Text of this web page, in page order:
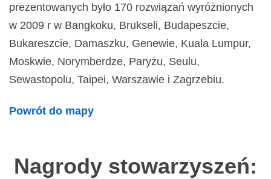
prezentowanych było 170 rozwiązań wyróżnionych
w 2009 r w Bangkoku, Brukseli, Budapeszcie,
Bukareszcie, Damaszku, Genewie, Kuala Lumpur,
Moskwie, Norymberdze, Paryżu, Seulu,
Sewastopolu, Taipei, Warszawie i Zagrzebiu.
Powrót do mapy
Nagrody stowarzyszeń: